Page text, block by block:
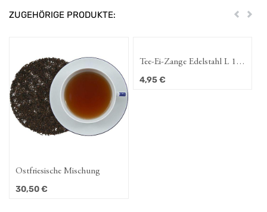
ZUGEHÖRIGE PRODUKTE: Zurück
Ostfriesische Mischung
30,50€
Tee-Ei-Zange Edelstahl L 18
cm, Ø 6,5 cm
4,95€